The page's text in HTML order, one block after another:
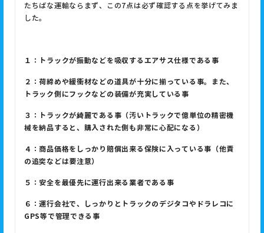
たちばな運輸ならまず、この7点は必ず確認する点を挙げてみま
した。
１：トラックが振動などを吸収するエアサス仕様である事
２：荷締めや緩衝材などの道具が十分に揃っている事。また、
トラック側にフックなどの装備が充実している事
３：トラックが綺麗である事（汚いトラックで億単位の精密機
械を納品すると、購入された側も非常に心配になる）
４：商品価格をしっかり賠償出来る保険に入っている事（他責
の追突などは要注意）
５：安全を最優先に運行出来る業者である事
６：運行会社で、しっかりとトラックのデジタコやドラレコに
GPS等で管理できる事